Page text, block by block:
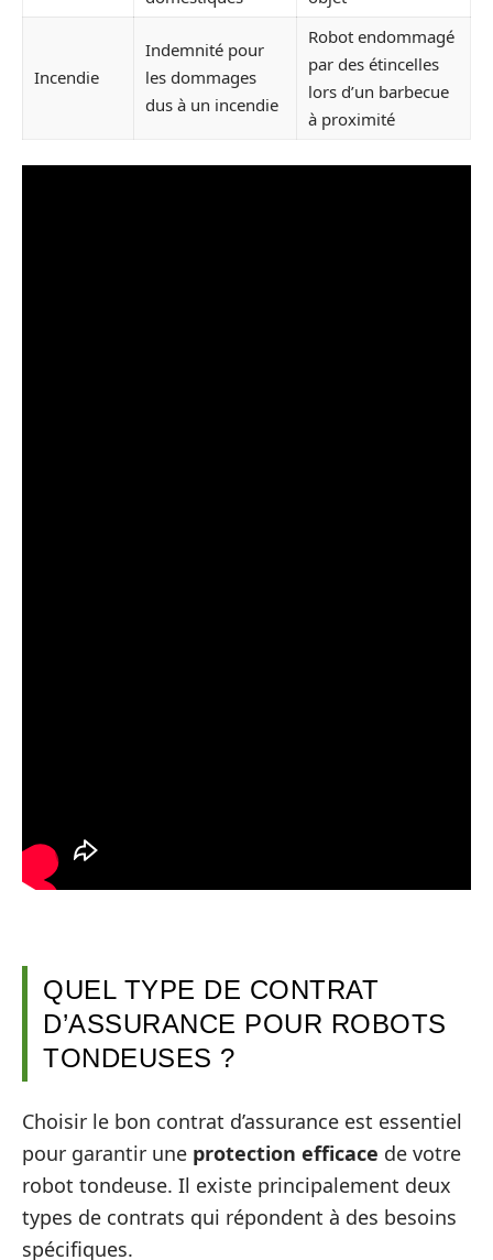
Incendie
Indemnité pour
les dommages
dus à un incendie
Robot endommagé
par des étincelles
lors d’un barbecue
à proximité
QUEL TYPE DE CONTRAT
D’ASSURANCE POUR ROBOTS
TONDEUSES ?
Choisir le bon contrat d’assurance est essentiel
pour garantir une protection efficace de votre
robot tondeuse. Il existe principalement deux
types de contrats qui répondent à des besoins
spécifiques.